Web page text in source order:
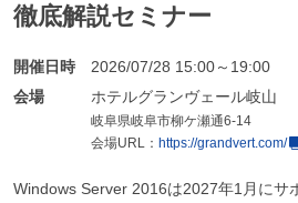
徹底解説セミナー
開催日時
2026/07/28 15:00～19:00
会場
ホテルグランヴェール岐山
岐阜県岐阜市柳ケ瀬通6-14
会場URL： https://grandvert.com/
Windows Server 2016は2027年1月にサ